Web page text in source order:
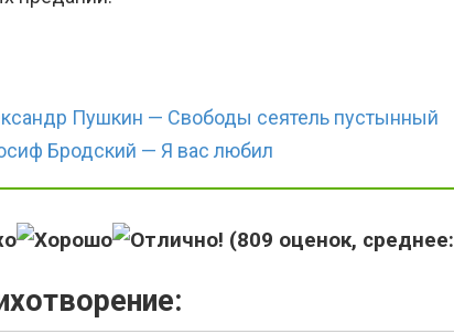
Пушкин — Свободы сеятель пустынный
Бродский — Я вас любил
(809 оценок, среднее: